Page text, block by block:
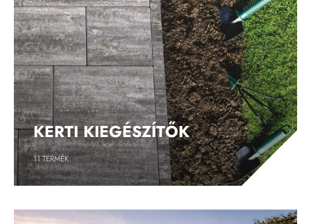
KERTI KIEGÉSZÍTŐK
11TERMÉK